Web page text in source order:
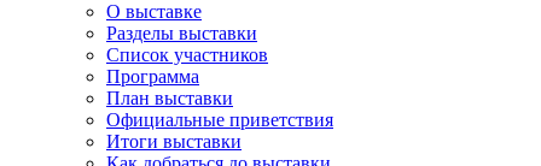
О выставке
Разделы выставки
Список участников
Программа
План выставки
Официальные приветствия
Итоги выставки